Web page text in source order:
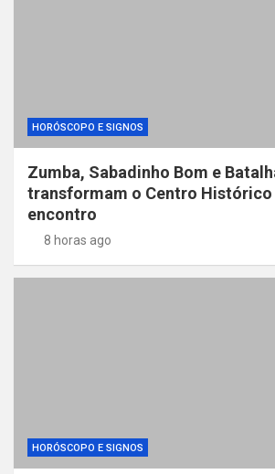
HORÓSCOPO E SIGNOS
Zumba, Sabadinho Bom e
transformam o Centro Histórico
encontro
8 horas ago
HORÓSCOPO E SIGNOS